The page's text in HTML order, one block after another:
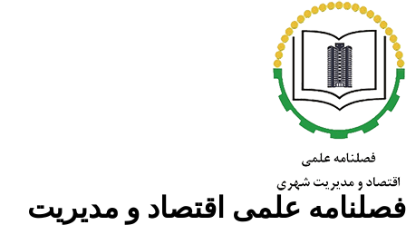
علمی اقتصاد و مدیریت